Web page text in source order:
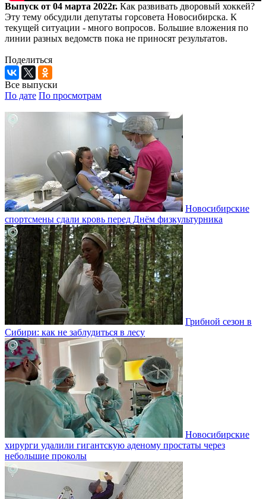
Выпуск от 04 марта 2022г. Как развивать дворовый хоккей?
Эту тему обсудили депутаты горсовета Новосибирска. К
текущей ситуации - много вопросов. Большие вложения по
линии разных ведомств пока не приносят результатов.
Поделиться
Все выпуски
По дате По просмотрам
Новосибирские
спортсмены сдали кровь перед Днём физкультурника
Грибной сезон в
Сибири: как не заблудиться в лесу
Новосибирские
хирурги удалили гигантскую аденому простаты через
небольшие проколы